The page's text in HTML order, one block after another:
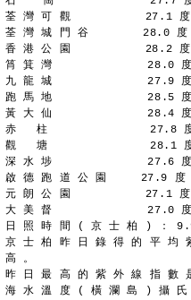
荃 灣 可 觀           27.1
荃 灣 城 門 谷        28.0
香 港 公 園           28.2
筲 箕 灣              28.0
九 龍 城              27.9
跑 馬 地              28.5
黃 大 仙              28.4
赤   柱               27.8
觀   塘               28.1
深 水 埗              27.6
啟 德 跑 道 公 園
元 朗 公 園           27.1
大 美 督              27.0
日 照 時 間 ( 京 士 柏 ) ：
京 士 柏 昨 日 錄 得 的 平 均
高 。
昨 日 最 高 的 紫 外 線 指 數
海 水 溫 度 ( 橫 瀾 島 ) 攝 氏